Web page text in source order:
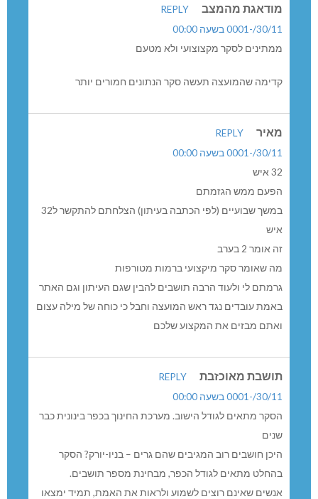
מודאגת מהמצב
REPLY
30/11/-0001 בשעה 00:00
ממתינים לסקר מקצוצועי ולא מטעם
קדימה שהמועצה תעשה סקר הנתונים חמורים יותר
מאיר
REPLY
30/11/-0001 בשעה 00:00
32 איש
הפעם ממש הגזמתם
במשך שבועיים (לפי הכתבה בעיתון) הצלחתם להתקשר ל32
איש
זה אומר 2 בערב
מה שאומר סקר מיקצועי ברמות מטורפות
גרמתם לי ולעוד הרבה תושבים להבין שגם העיתון וגם האתר
באמת עובדים נגד ראש המועצה וחבל כי כוחה של מילה עצום
ואתם מבזים את המקצוע שלכם
תושבת מאוכזבת
REPLY
30/11/-0001 בשעה 00:00
הסקר מתאים לגודל הישוב. מערכת החינוך בכפר בינונית כבר
שנים
היכן חושבים רוב המגיבים שהם גרים – בניו-יורק? הסקר
בהחלט מתאים לגודל הכפר, מבחינת מספר תושבים.
אנשים שאינם רוצים לשמוע ולראות את האמת, תמיד ימצאו